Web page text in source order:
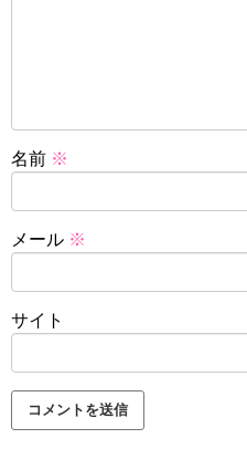
名前 ※
メール ※
サイト